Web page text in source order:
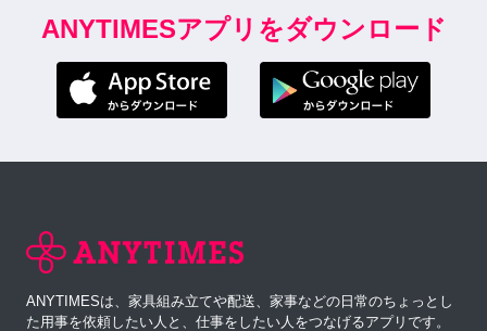
ANYTIMESアプリをダウンロード
ANYTIMESは、家具組み立てや配送、家事などの日常のちょっとし
た用事を依頼したい人と、仕事をしたい人をつなげるアプリです。